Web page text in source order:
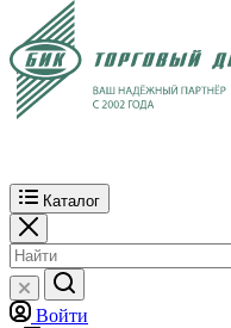
Каталог
Войти